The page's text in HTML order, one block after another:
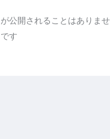
公開されることはありませ
す